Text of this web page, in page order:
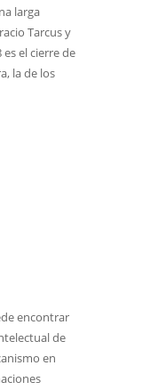
larga
Tarcus y
el cierre de
la de los
encontrar
de
en